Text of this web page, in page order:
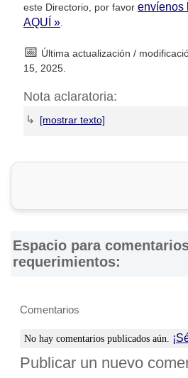
este Directorio, por favor envíenos
AQUÍ »
📅 Última actualización /
15, 2025.
Nota aclaratoria:
↳
información proporcionada en los
cumplimiento de los productos y
de teléfono y otros datos de
están sujetos a cambios e incluso,
durante la elaboración de esta
Espacio para
requerimientos:
Comentarios
No hay comentarios publicados aún.
Publicar un nuevo